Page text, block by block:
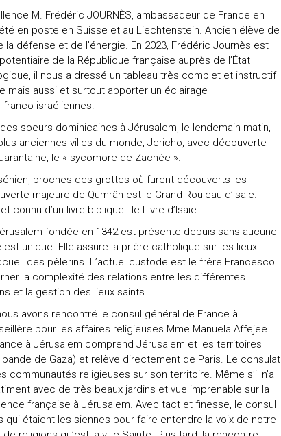
M. Frédéric JOURNÈS, ambassadeur de France en
en poste en Suisse et au Liechtenstein. Ancien élève de
la défense et de l’énergie. En 2023, Frédéric Journès est
de la République française auprès de l’État
il nous a dressé un tableau très complet et instructif
mais aussi et surtout apporter un éclairage
israéliennes.
soeurs dominicaines à Jérusalem, le lendemain matin,
anciennes villes du monde, Jericho, avec découverte
le « sycomore de Zachée ».
proches des grottes où furent découverts les
majeure de Qumrân est le Grand Rouleau d’Isaïe.
d’un livre biblique : le Livre d’Isaïe.
fondée en 1342 est présente depuis sans aucune
unique. Elle assure la prière catholique sur les lieux
des pèlerins. L’actuel custode est le frère Francesco
la complexité des relations entre les différentes
et la gestion des lieux saints.
avons rencontré le consul général de France à
pour les affaires religieuses Mme Manuela Affejee.
à Jérusalem comprend Jérusalem et les territoires
de Gaza) et relève directement de Paris. Le consulat
religieuses sur son territoire. Même s’il n’a
avec de très beaux jardins et vue imprenable sur la
française à Jérusalem. Avec tact et finesse, le consul
étaient les siennes pour faire entendre la voix de notre